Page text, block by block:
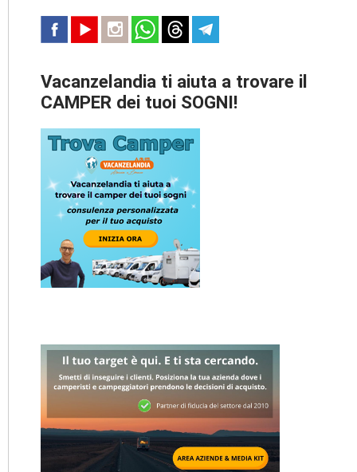
Vacanzelandia ti aiuta a trovare il
CAMPER dei tuoi SOGNI!